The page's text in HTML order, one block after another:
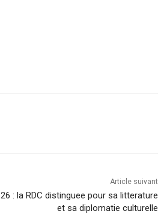
Article suivant
: la RDC distinguee pour sa litterature
et sa diplomatie culturelle